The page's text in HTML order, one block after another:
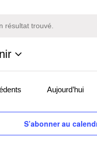
résultat trouvé.
Aujourd’hui
S’abonner au